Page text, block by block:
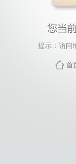
提示：访问
首